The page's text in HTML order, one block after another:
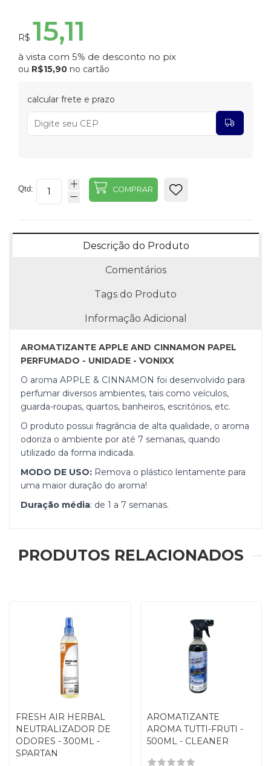
R$ 15,11
à vista com 5% de desconto no pix
ou R$15,90 no cartão
calcular frete e prazo
Qtd: COMPRAR
Descrição do Produto
Comentários
Tags do Produto
Informação Adicional
AROMATIZANTE APPLE AND CINNAMON PAPEL
PERFUMADO - UNIDADE - VONIXX
O aroma APPLE & CINNAMON foi desenvolvido para
perfumar diversos ambientes, tais como veículos,
guarda-roupas, quartos, banheiros, escritórios, etc.
O produto possui fragrância de alta qualidade, o aroma
odoriza o ambiente por até 7 semanas, quando
utilizado da forma indicada.
MODO DE USO: Remova o plástico lentamente para
uma maior duração do aroma!
Duração média: de 1 a 7 semanas.
PRODUTOS RELACIONADOS
FRESH AIR HERBAL
NEUTRALIZADOR DE
ODORES - 300ML -
SPARTAN
AROMATIZANTE
AROMA TUTTI-FRUTI -
500ML - CLEANER